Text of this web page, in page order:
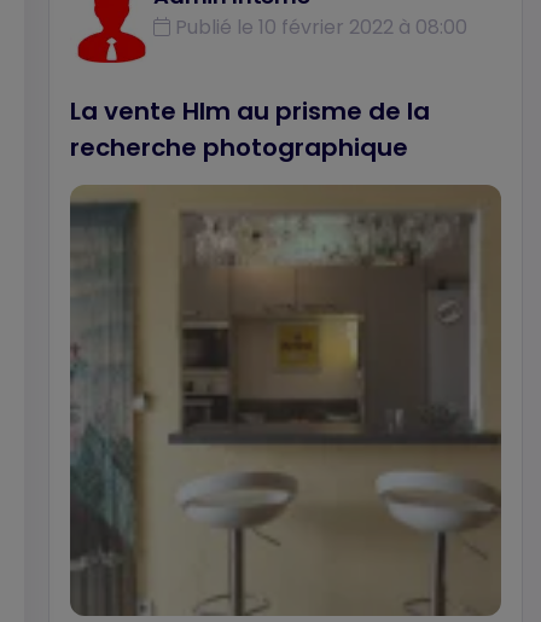
Publié le 10 février 2022 à 08:00
La vente Hlm au prisme de la
recherche photographique